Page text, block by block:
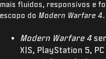
mais fluidos, responsivos e
escopo do Modern Warfare 4.
Modern Warfare 4
X|S, PlayStation 5,